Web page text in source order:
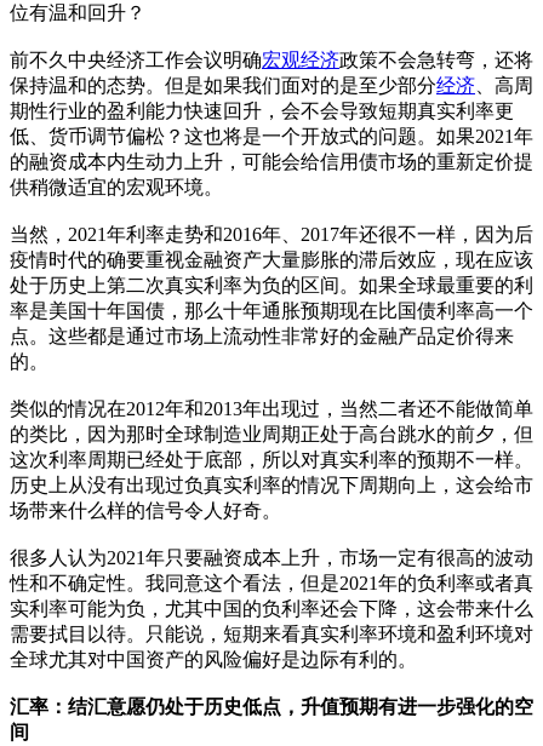
位有温和回升？
前不久中央经济工作会议明确宏观经济政策不会急转弯，还将
保持温和的态势。但是如果我们面对的是至少部分经济 、高周
期性行业的盈利能力快速回升，会不会导致短期真实利率更
低、货币调节偏松？这也将是一个开放式的问题。如果2021年
的融资成本内生动力上升，可能会给信用债市场的重新定价提
供稍微适宜的宏观环境。
当然，2021年利率走势和2016年、2017年还很不一样，因为后
疫情时代的确要重视金融资产大量膨胀的滞后效应，现在应该
处于历史上第二次真实利率为负的区间。如果全球最重要的利
率是美国十年国债，那么十年通胀预期现在比国债利率高一个
点。这些都是通过市场上流动性非常好的金融产品定价得来
的。
类似的情况在2012年和2013年出现过，当然二者还不能做简单
的类比，因为那时全球制造业周期正处于高台跳水的前夕，但
这次利率周期已经处于底部，所以对真实利率的预期不一样。
历史上从没有出现过负真实利率的情况下周期向上，这会给市
场带来什么样的信号令人好奇。
很多人认为2021年只要融资成本上升，市场一定有很高的波动
性和不确定性。我同意这个看法，但是2021年的负利率或者真
实利率可能为负，尤其中国的负利率还会下降，这会带来什么
需要拭目以待。只能说，短期来看真实利率环境和盈利环境对
全球尤其对中国资产的风险偏好是边际有利的。
汇率：结汇意愿仍处于历史低点，升值预期有进一步强化的空
间